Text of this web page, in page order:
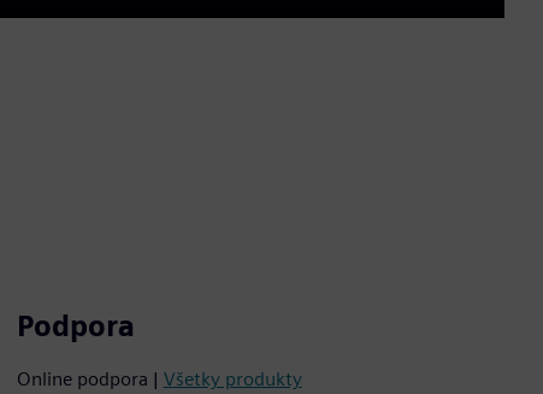
Mute Settings
PIP
Enter
Podpora
Online podpora | Všetky produkty